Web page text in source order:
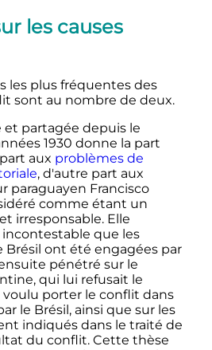
les causes
les plus fréquentes des
sont au nombre de deux.
et partagée depuis le
1930 donne la part
aux problèmes de
, d'autre part aux
paraguayen Francisco
comme étant un
irresponsable. Elle
que les
Brésil ont été engagées par
pénétré sur le
qui lui refusait le
voulu porter le conflit dans
le Brésil, ainsi que sur les
indiqués dans le traité de
du conflit. Cette thèse